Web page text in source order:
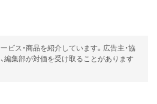
ビス・商品を紹介しています。広告主・協
編集部が対価を受け取ることがあります